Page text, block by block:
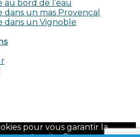
au bord de l’eau
dans un mas Provençal
dans un Vignoble
pour vous garantir la